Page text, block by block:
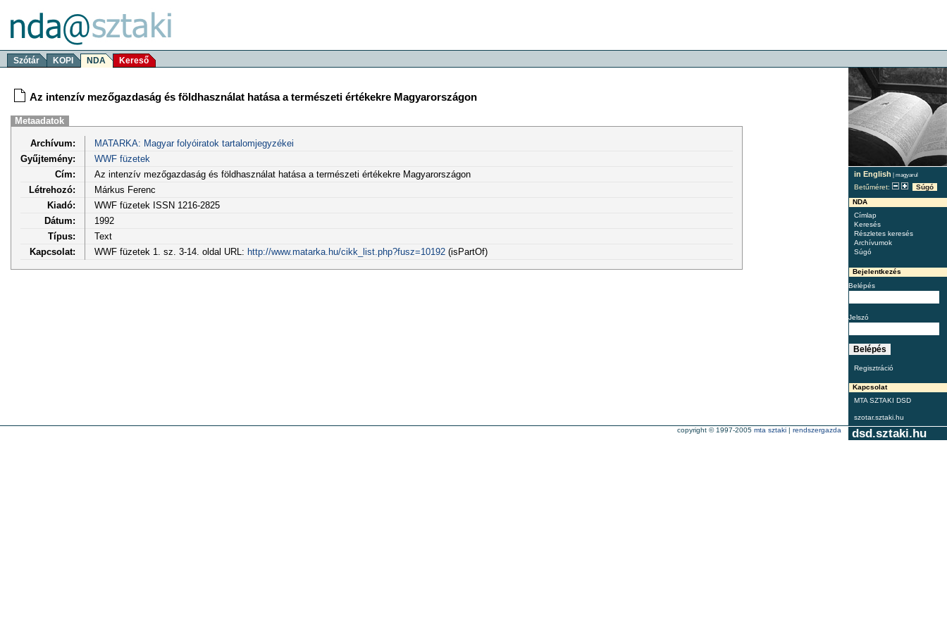
Szótár KOPI NDA Kereső
in English | magyarul
Betűméret:
Súgó
NDA
Címlap
Keresés
Részletes keresés
Archívumok
Súgó
Bejelentkezés
Belépés
Jelszó
Regisztráció
Kapcsolat
MTA SZTAKI DSD
szotar.sztaki.hu
Az intenzív mezőgazdaság és földhasználat hatása a természeti értékekre Magyarországon
Metaadatok
Archívum:
MATARKA: Magyar folyóiratok tartalomjegyzékei
Gyűjtemény:
WWF füzetek
Cím:
Az intenzív mezőgazdaság és földhasználat hatása a természeti értékekre Magyarországon
Létrehozó:
Márkus Ferenc
Kiadó:
WWF füzetek ISSN 1216-2825
Dátum:
1992
Típus:
Text
Kapcsolat:
WWF füzetek 1. sz. 3-14. oldal URL: http://www.matarka.hu/cikk_list.php?fusz=10192(isPartOf)
dsd.sztaki.hu
copyright © 1997-2005 mta sztaki | rendszergazda